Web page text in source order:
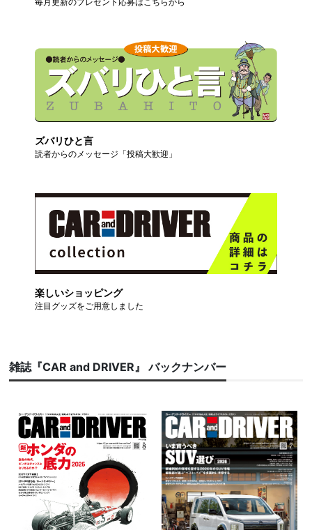
ズバリひと言
読者からのメッセージ「投稿大歓迎」
楽しいショッピング
注目グッズをご用意しました
雑誌『CAR and DRIVER』 バックナンバー